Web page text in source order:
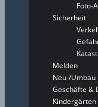
Foto-
Sicherheit
Melden
Neu-/Umbau
Geschäfte &